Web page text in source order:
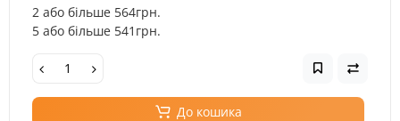
2 або більше 564грн.
5 або більше 541грн.
До кошика